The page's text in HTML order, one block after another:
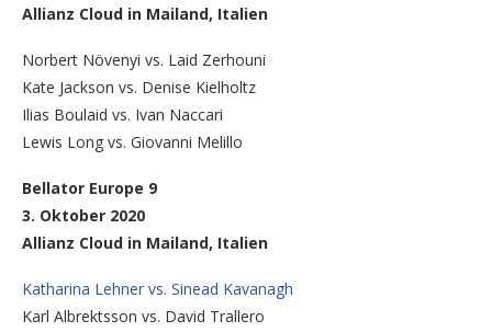
Allianz Cloud in Mailand, Italien
Norbert Növenyi vs. Laid Zerhouni
Kate Jackson vs. Denise Kielholtz
Ilias Boulaid vs. Ivan Naccari
Lewis Long vs. Giovanni Melillo
Bellator Europe 9
3. Oktober 2020
Allianz Cloud in Mailand, Italien
Katharina Lehner vs. Sinead Kavanagh
Karl Albrektsson vs. David Trallero